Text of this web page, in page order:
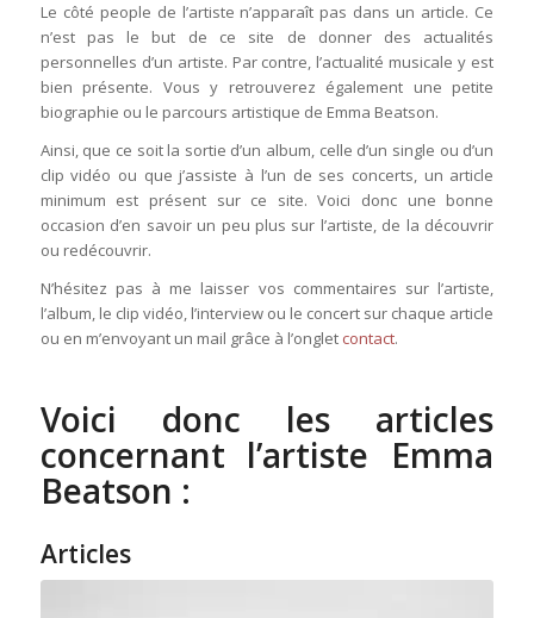
Le côté people de l’artiste n’apparaît pas dans un article. Ce
n’est pas le but de ce site de donner des actualités
personnelles d’un artiste. Par contre, l’actualité musicale y est
bien présente. Vous y retrouverez également une petite
biographie ou le parcours artistique de Emma Beatson.
Ainsi, que ce soit la sortie d’un album, celle d’un single ou d’un
clip vidéo ou que j’assiste à l’un de ses concerts, un article
minimum est présent sur ce site. Voici donc une bonne
occasion d’en savoir un peu plus sur l’artiste, de la découvrir
ou redécouvrir.
N’hésitez pas à me laisser vos commentaires sur l’artiste,
l’album, le clip vidéo, l’interview ou le concert sur chaque article
ou en m’envoyant un mail grâce à l’onglet contact.
Voici donc les articles
concernant l’artiste Emma
Beatson :
Articles